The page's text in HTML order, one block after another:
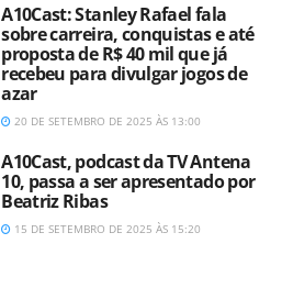
A10Cast: Stanley Rafael fala
sobre carreira, conquistas e até
proposta de R$ 40 mil que já
recebeu para divulgar jogos de
azar
20 DE SETEMBRO DE 2025 ÀS 13:00
A10Cast, podcast da TV Antena
10, passa a ser apresentado por
Beatriz Ribas
15 DE SETEMBRO DE 2025 ÀS 15:20